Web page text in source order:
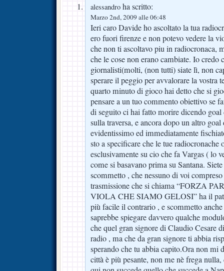
alessandro ha scritto:
Marzo 2nd, 2009 alle 06:48
Ieri caro Davide ho ascoltato la tua
ero fuori firenze e non potevo vedere la
che non ti ascoltavo piu in radiocronaca,
che le cose non erano cambiate. Io credo
giornalisti(molti, (non tutti) siate lì, non
sperare il peggio per avvalorare la vostra
quarto minuto di gioco hai detto che si
pensare a un tuo commento obiettivo se
di seguito ci hai fatto morire dicendo
sulla traversa, e ancora dopo un altro
evidentissimo ed immediatamente
sto a specificare che le tue radiocronache
esclusivamente su cio che fa Vargas ( lo
come si basavano prima su Santana.
scommetto , che nessuno di voi
trasmissione che si chiama “FORZA
VIOLA CHE SIAMO GELOSI” ha il
più facile il contrario , e scommetto
saprebbe spiegare davvero qualche
che quel gran signore di Claudio Cesare
radio , ma che da gran signore ti abbia
sperando che tu abbia capito.Ora non mi
città è più pesante, non me nè frega